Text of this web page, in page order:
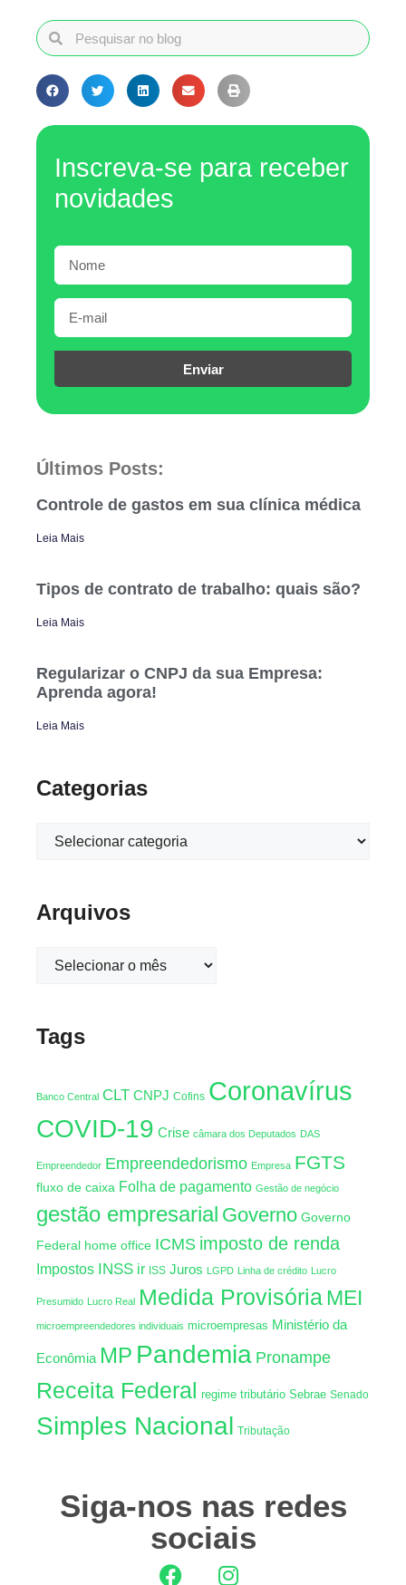
Inscreva-se para receber
novidades
Enviar
Últimos Posts:
Controle de gastos em sua clínica médica
Leia Mais
Tipos de contrato de trabalho: quais são?
Leia Mais
Regularizar o CNPJ da sua Empresa:
Aprenda agora!
Leia Mais
Categorias
Arquivos
Tags
Banco Central CLT CNPJ Cofins Coronavírus
COVID-19 Crise câmara dos Deputados DAS
Empreendedor Empreendedorismo Empresa FGTS
fluxo de caixa Folha de pagamento Gestão de negócio
gestão empresarial Governo Governo
Federal home office ICMS imposto de renda
Impostos INSS ir ISS Juros LGPD Linha de crédito Lucro
Presumido Lucro Real Medida ProvisóriaMEI
microempreendedores individuais microempresas Ministério da
Econômia MP Pandemia Pronampe
Receita Federal regime tributário Sebrae Senado
Simples Nacional Tributação
Siga-nos nas redes
sociais